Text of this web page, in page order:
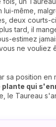
même,
deux courts-
tard, il
estimez
ne vouliez
sa position en
plante qui
le Taureau